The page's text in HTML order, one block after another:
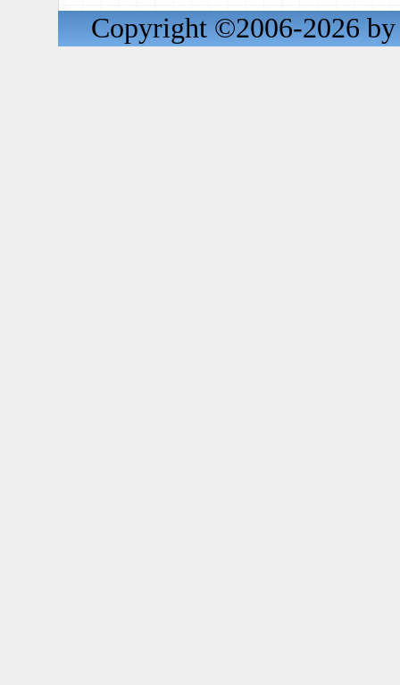
Copyright ©2006-2026